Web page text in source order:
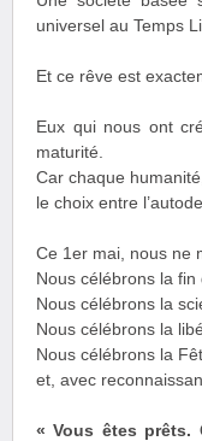
universel au Temps
Et ce rêve est
Eux qui nous ont
maturité.
Car chaque
le choix entre
Ce 1er mai, nous ne
Nous célébrons la fin
Nous célébrons la
Nous célébrons la
Nous célébrons la
et, avec
« Vous êtes prêts.